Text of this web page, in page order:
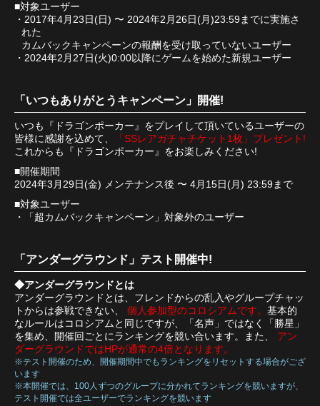
■対象ユーザー
・2017年4月23日(日) 〜 2024年2月26日(月)23:59までに実施さ
れた
カムバックキャンペーンの報酬を受け取っていないユーザー
・2024年2月27日(火)0:00以降にゲームを始めた新規ユーザー
「いつもありがとうキャンペーン」開催!
いつも『ドラゴンポーカー』をプレイして頂いているユーザーの
皆様に感謝を込めて、
「SSレアガチャチケット1枚」プレゼント!
これからも『ドラゴンポーカー』をお楽しみください!
■開催期間
2024年3月29日(金) メンテナンス後 〜 4月15日(月) 23:59まで
■対象ユーザー
・「超カムバックキャンペーン」対象外のユーザー
「アンダーグラウンド」テスト開催中!
◆アンダーグラウンドとは
アンダーグラウンドとは、フレンドからの乱入やグループチャッ
トからは参戦できない、 個人参加型のコロシアムです。 基本的
なルールはコロシアムと同じですが、「名声」ではなく「勝星」
を集め、開催回ごとにランキングを競い合います。また、 アン
ダーグラウンドではHPが通常の4倍となります。
※テスト開催のため、開催期間中でもランキングをリセットする場合がござ
います
※本開催では、100人ずつのグループに分かれてランキングを競いますが、
テスト開催では全ユーザーでランキングを競います